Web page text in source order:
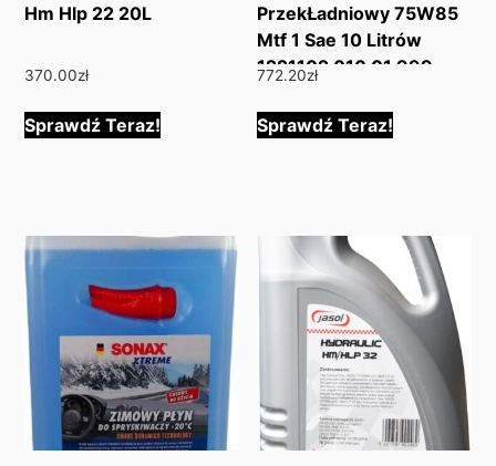
Hm Hlp 22 20L
370.00zł
Sprawdź Teraz!
PrzekŁadniowy 75W85
Mtf 1 Sae 10 Litrów
1221102 010 01 999
772.20zł
Sprawdź Teraz!